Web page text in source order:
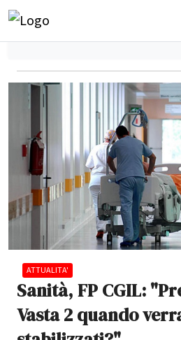
ATTUALITA'
Sanità, FP CGIL:
Vasta 2 quando